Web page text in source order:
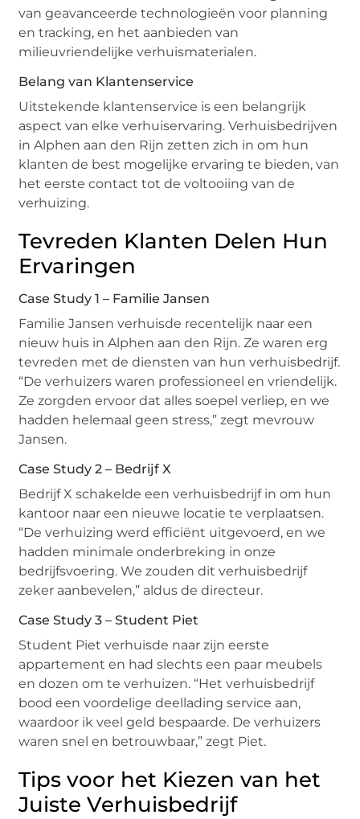
van geavanceerde technologieën voor planning
en tracking, en het aanbieden van
milieuvriendelijke verhuismaterialen.
Belang van Klantenservice
Uitstekende klantenservice is een belangrijk
aspect van elke verhuiservaring. Verhuisbedrijven
in Alphen aan den Rijn zetten zich in om hun
klanten de best mogelijke ervaring te bieden, van
het eerste contact tot de voltooiing van de
verhuizing.
Tevreden Klanten Delen Hun
Ervaringen
Case Study 1 – Familie Jansen
Familie Jansen verhuisde recentelijk naar een
nieuw huis in Alphen aan den Rijn. Ze waren erg
tevreden met de diensten van hun verhuisbedrijf.
“De verhuizers waren professioneel en vriendelijk.
Ze zorgden ervoor dat alles soepel verliep, en we
hadden helemaal geen stress,” zegt mevrouw
Jansen.
Case Study 2 – Bedrijf X
Bedrijf X schakelde een verhuisbedrijf in om hun
kantoor naar een nieuwe locatie te verplaatsen.
“De verhuizing werd efficiënt uitgevoerd, en we
hadden minimale onderbreking in onze
bedrijfsvoering. We zouden dit verhuisbedrijf
zeker aanbevelen,” aldus de directeur.
Case Study 3 – Student Piet
Student Piet verhuisde naar zijn eerste
appartement en had slechts een paar meubels
en dozen om te verhuizen. “Het verhuisbedrijf
bood een voordelige deellading service aan,
waardoor ik veel geld bespaarde. De verhuizers
waren snel en betrouwbaar,” zegt Piet.
Tips voor het Kiezen van het
Juiste Verhuisbedrijf